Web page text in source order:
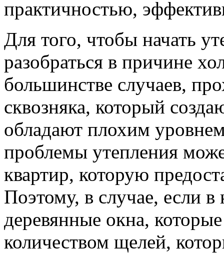
практичностью,
Для того, чтобы начать
разобраться в причине
большинстве случаев,
сквозняка, который
обладают плохим
проблемы утепления
квартир, которую
Поэтому, в случае, если в
деревянные окна,
количеством щелей,